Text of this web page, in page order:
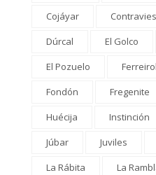
Cojáyar
Dúrcal
El Golco
El Pozuelo
Fondón
Fregenite
Huécija
Instinción
Júbar
Juviles
La Rábita
La